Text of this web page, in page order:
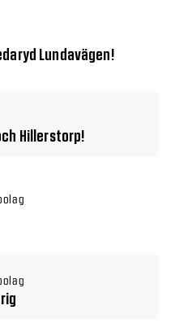
Lundavägen!
Hillerstorp!